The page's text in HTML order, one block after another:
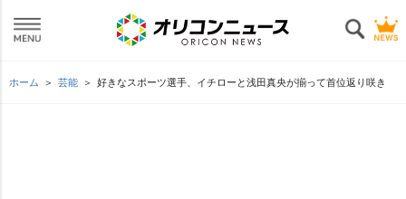
ホーム 芸能 好きなスポーツ選手、イチローと浅田真央が揃って首位返り咲き